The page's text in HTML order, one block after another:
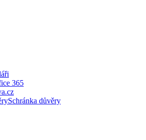
365
Schránka důvěry